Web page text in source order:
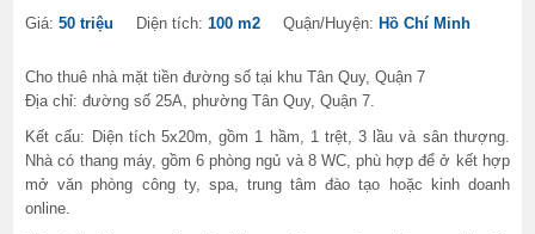
Giá:50 triệu Diện tích:100 m2 Quận/Huyện: Hồ Chí Minh
Cho thuê nhà mặt tiền đường số tại khu Tân Quy, Quận 7
Địa chỉ: đường số 25A, phường Tân Quy, Quận 7.
Kết cấu: Diện tích 5x20m, gồm 1 hầm, 1 trệt, 3 lầu và sân thượng.
Nhà có thang máy, gồm 6 phòng ngủ và 8 WC, phù hợp để ở kết hợp
mở văn phòng công ty, spa, trung tâm đào tạo hoặc kinh doanh
online.